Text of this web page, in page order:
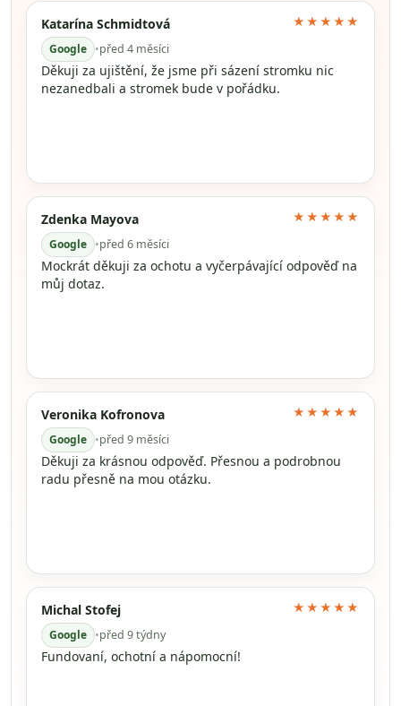
Katarína Schmidtová
Google •před 4 měsíci
★★★★★
Děkuji za ujištění, že jsme při sázení stromku nic
nezanedbali a stromek bude v pořádku.
Zdenka Mayova
Google •před 6 měsíci
★★★★★
Mockrát děkuji za ochotu a vyčerpávající odpověď na
můj dotaz.
Veronika Kofronova
Google •před 9 měsíci
★★★★★
Děkuji za krásnou odpověď. Přesnou a podrobnou
radu přesně na mou otázku.
Michal Stofej
Google •před 9 týdny
★★★★★
Fundovaní, ochotní a nápomocní!